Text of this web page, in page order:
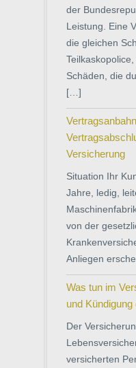
der
Leistung. Eine
die gleichen
Schäden, die
[…]
Versicherung
Situation Ihr
Jahre, ledig,
von der
Anliegen
Was tun im
und
Der
versicherten